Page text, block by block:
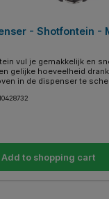
- Shotfontein -
vul je gemakkelijk en
gelijke hoeveelheid
in de dispenser te
Add to shopping cart